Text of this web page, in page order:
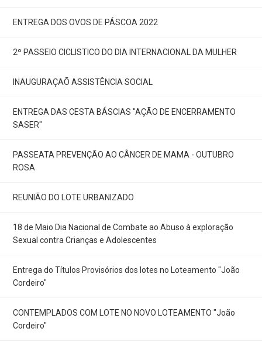
ENTREGA DOS OVOS DE PÁSCOA 2022
2º PASSEIO CICLISTICO DO DIA INTERNACIONAL DA MULHER
INAUGURAÇAÕ ASSISTÊNCIA SOCIAL
ENTREGA DAS CESTA BÁSCIAS "AÇÃO DE ENCERRAMENTO
SASER"
PASSEATA PREVENÇÃO AO CÂNCER DE MAMA - OUTUBRO
ROSA
REUNIÃO DO LOTE URBANIZADO
18 de Maio Dia Nacional de Combate ao Abuso à exploração
Sexual contra Crianças e Adolescentes
Entrega do Títulos Provisórios dos lotes no Loteamento "João
Cordeiro"
CONTEMPLADOS COM LOTE NO NOVO LOTEAMENTO "João
Cordeiro"